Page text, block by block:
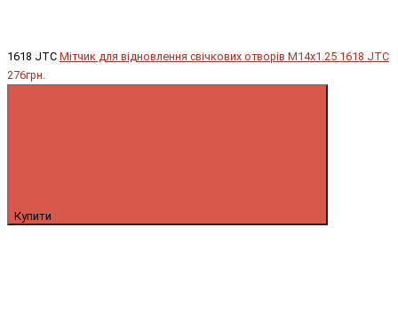
1618 JTC Мітчик для відновлення свічкових отворів М14х1.25 1618 JTC
276грн.
Купити